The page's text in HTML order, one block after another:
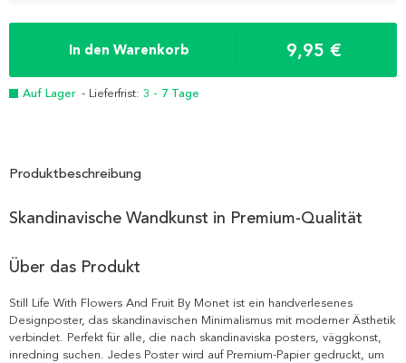
In den Warenkorb 9,95 €
Auf Lager - Lieferfrist: 3 - 7 Tage
Produktbeschreibung
Skandinavische Wandkunst in Premium-Qualität
Über das Produkt
Still Life With Flowers And Fruit By Monet ist ein handverlesenes
Designposter, das skandinavischen Minimalismus mit moderner Ästhetik
verbindet. Perfekt für alle, die nach skandinaviska posters, väggkonst,
inredning suchen. Jedes Poster wird auf Premium-Papier gedruckt, um